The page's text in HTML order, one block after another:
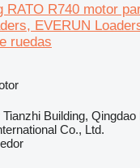
RATO R740 motor
EVERUN
ruedas
Building, Qingdao
Co., Ltd.